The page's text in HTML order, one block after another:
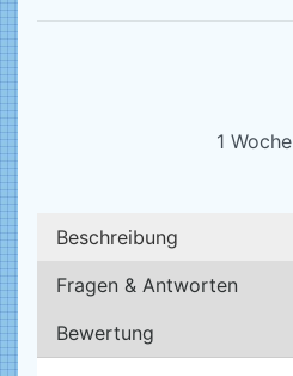
1 Woche
Beschreibung
Fragen & Antworten
Bewertung